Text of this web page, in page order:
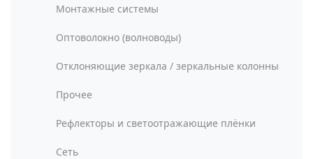
Монтажные системы
Оптоволокно (волноводы)
Отклоняющие зеркала / зеркальные колонны
Прочее
Рефлекторы и светоотражающие плёнки
Сеть